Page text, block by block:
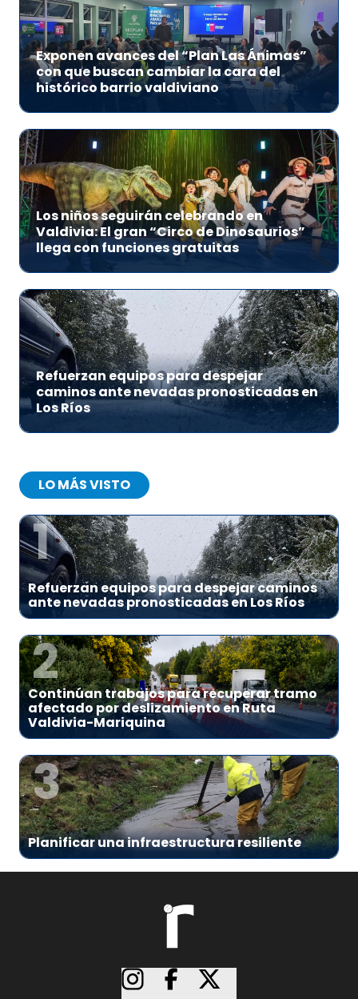
Exponen avances del “Plan Las Ánimas”
con que buscan cambiar la cara del
histórico barrio valdiviano
Los niños seguirán celebrando en
Valdivia: El gran “Circo de Dinosaurios”
llega con funciones gratuitas
Refuerzan equipos para despejar
caminos ante nevadas pronosticadas en
Los Ríos
LO MÁS VISTO
1
Refuerzan equipos para despejar caminos
ante nevadas pronosticadas en Los Ríos
2
Continúan trabajos para recuperar tramo
afectado por deslizamiento en Ruta
Valdivia-Mariquina
3
Planificar una infraestructura resiliente